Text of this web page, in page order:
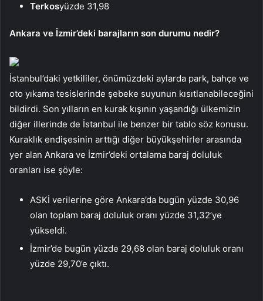
Terkosyüzde 31,98
Ankara ve İzmir’deki barajların son durumu nedir?
İstanbul’daki yetkililer, önümüzdeki aylarda park, bahçe ve
oto yıkama tesislerinde şebeke suyunun kısıtlanabileceğini
bildirdi. Son yılların en kurak kışının yaşandığı ülkemizin
diğer illerinde de İstanbul ile benzer bir tablo söz konusu.
Kuraklık endişesinin arttığı diğer büyükşehirler arasında
yer alan Ankara ve İzmir’deki ortalama baraj doluluk
oranları ise şöyle:
ASKİ verilerine göre Ankara’da bugün yüzde 30,96
olan toplam baraj doluluk oranı yüzde 31,32’ye
yükseldi.
İzmir’de bugün yüzde 29,68 olan baraj doluluk oranı
yüzde 29,70’e çıktı.